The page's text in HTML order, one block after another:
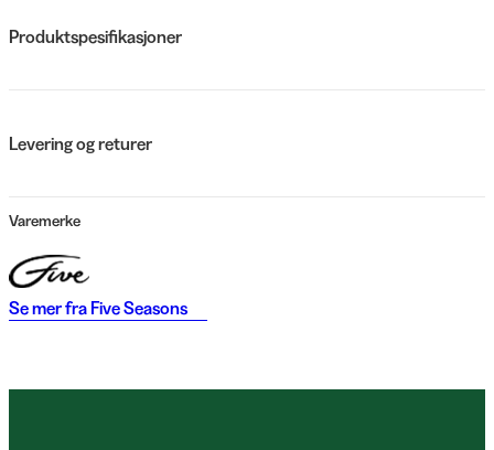
Produktspesifikasjoner
Levering og returer
Varemerke
Se mer fra Five Seasons